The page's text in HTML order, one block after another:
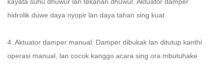
hidrolik duwe daya nyopir lan daya tahan sing kuat.
4. Aktuator damper manual: Damper dibukak lan ditutup kanthi
operasi manual, lan cocok kanggo acara sing ora mbutuhake